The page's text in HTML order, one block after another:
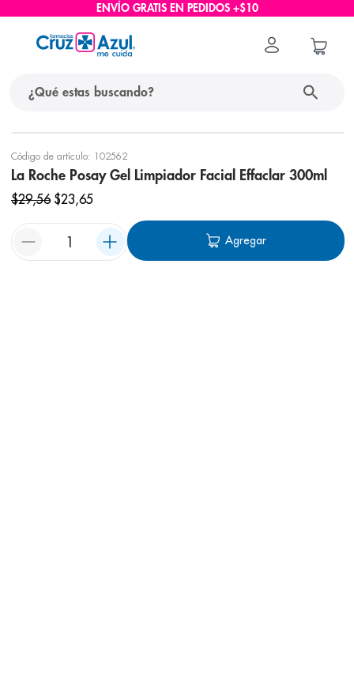
ENVÍO GRATIS EN PEDIDOS +$10
Código de artículo: 102562
La Roche Posay Gel Limpiador Facial Effaclar 300ml
$29,56 $23,65
Agregar